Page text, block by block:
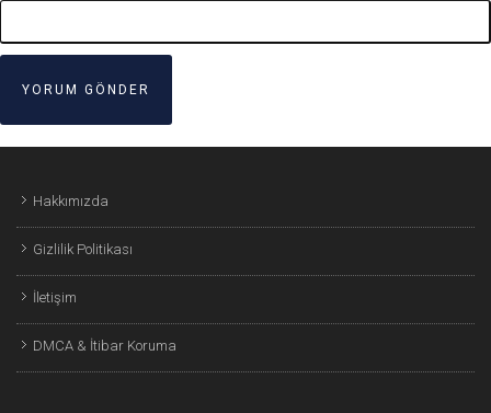
Hakkımızda
Gizlilik Politikası
İletişim
DMCA & İtibar Koruma